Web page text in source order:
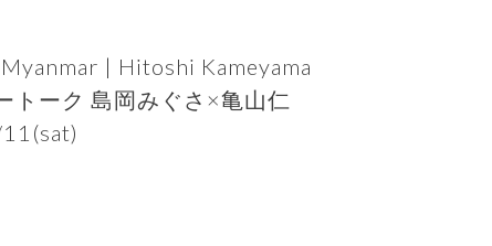
| Hitoshi Kameyama
トーク 島岡みぐさ×亀山仁